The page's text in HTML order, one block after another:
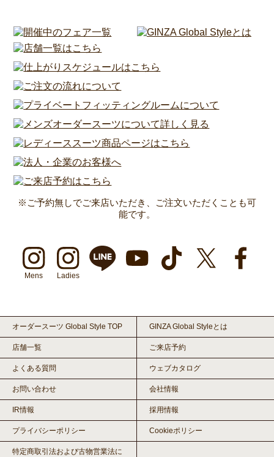
※ご予約無しでご来店いただき、ご注文いただくことも可
能です。
Mens Ladies
オーダースーツ Global Style TOP GINZA Global Styleとは
店舗一覧 ご来店予約
よくある質問 ウェブカタログ
お問い合わせ 会社情報
IR情報 採用情報
プライバシーポリシー Cookieポリシー
特定商取引法および古物営業法に